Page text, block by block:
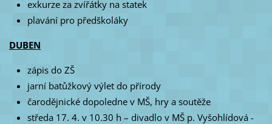
exkurze za zvířátky na statek
plavání pro předškoláky
DUBEN
zápis do ZŠ
jarní batůžkový výlet do přírody
čarodějnické dopoledne v MŠ, hry a soutěže
středa 17. 4. v 10.30 h – divadlo v MŠ p. Vyšohlídová -